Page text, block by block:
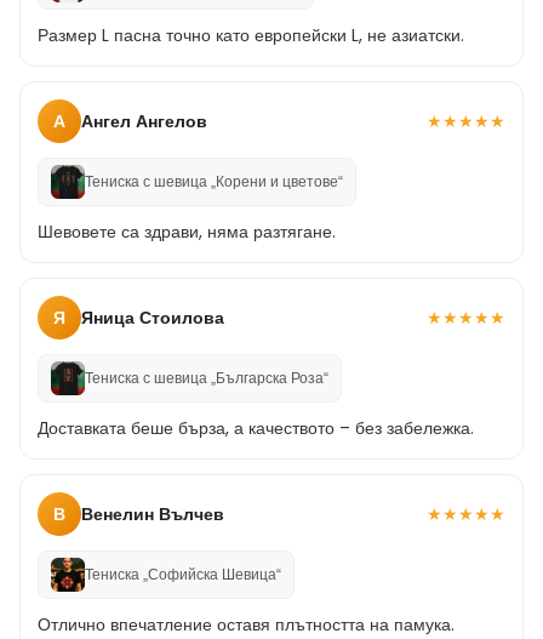
Размер L пасна точно като европейски L, не азиатски.
А Ангел Ангелов ★★★★★
Тениска с шевица „Корени и цветове“
Шевовете са здрави, няма разтягане.
Я Яница Стоилова ★★★★★
Тениска с шевица „Българска Роза“
Доставката беше бърза, а качеството – без забележка.
В Венелин Вълчев ★★★★★
Тениска „Софийска Шевица“
Отлично впечатление оставя плътността на памука.